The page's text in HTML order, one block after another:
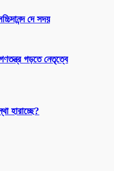
দে সদয়
গড়তে নেতৃত্বে
হারাচ্ছে?